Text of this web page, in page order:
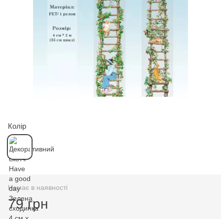
Колір
Немає в наявності
79 грн